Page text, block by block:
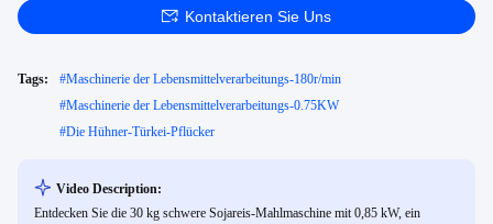
Kontaktieren Sie Uns
Tags: #Maschinerie der Lebensmittelverarbeitungs-180r/min
#Maschinerie der Lebensmittelverarbeitungs-0.75KW
#Die Hühner-Türkei-Pflücker
Video Description:
Entdecken Sie die 30 kg schwere Sojareis-Mahlmaschine mit 0,85 kW, ein